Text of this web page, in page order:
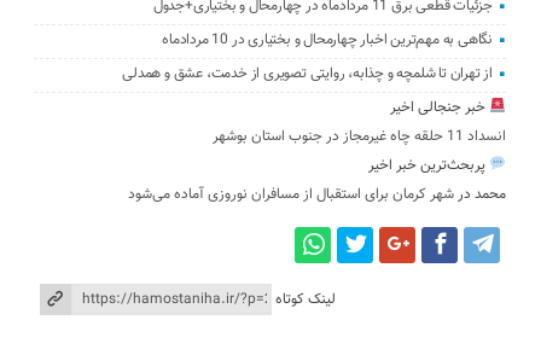
جزئیات قطعی برق 11 مردادماه در چهارمحال و بختیاری+جدول
نگاهی به مهم‌ترین اخبار چهارمحال و بختیاری در 10 مردادماه
از تهران تا شلمچه و چذابه، روایتی تصویری از خدمت، عشق و همدلی
خبر جنجالی اخیر
انسداد 11 حلقه چاه غیرمجاز در جنوب استان بوشهر
پربحث‌ترین خبر اخیر
محمد درشهر کرمان برای استقبال از مسافران نوروزی آماده می‌شود
لینک کوتاه